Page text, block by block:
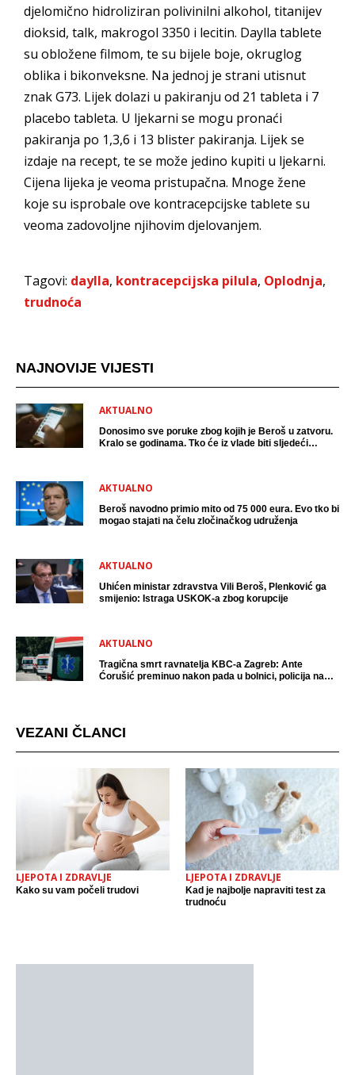
djelomično hidroliziran polivinilni alkohol, titanijev
dioksid, talk, makrogol 3350 i lecitin. Daylla tablete
su obložene filmom, te su bijele boje, okruglog
oblika i bikonveksne. Na jednoj je strani utisnut
znak G73. Lijek dolazi u pakiranju od 21 tableta i 7
placebo tableta. U ljekarni se mogu pronaći
pakiranja po 1,3,6 i 13 blister pakiranja. Lijek se
izdaje na recept, te se može jedino kupiti u ljekarni.
Cijena lijeka je veoma pristupačna. Mnoge žene
koje su isprobale ove kontracepcijske tablete su
veoma zadovoljne njihovim djelovanjem.
Tagovi: daylla, kontracepcijska pilula, Oplodnja,
trudnoća
NAJNOVIJE VIJESTI
AKTUALNO
Donosimo sve poruke zbog kojih je Beroš u zatvoru.
Kralo se godinama. Tko će iz vlade biti sljedeći
AKTUALNO
Beroš navodno primio mito od 75 000 eura. Evo tko bi
mogao stajati na čelu zločinačkog udruženja
AKTUALNO
Uhićen ministar zdravstva Vili Beroš, Plenković ga
smijenio: Istraga USKOK-a zbog korupcije
AKTUALNO
Tragična smrt ravnatelja KBC-a Zagreb: Ante
Ćorušić preminuo nakon pada u bolnici, policija na
VEZANI ČLANCI
LJEPOTA I ZDRAVLJE
Kako su vam počeli trudovi
LJEPOTA I ZDRAVLJE
Kad je najbolje napraviti test za
trudnoću